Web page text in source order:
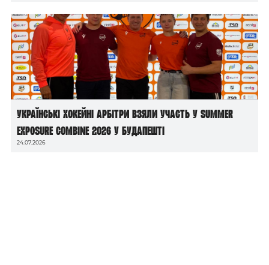
Українські хокейні арбітри взяли участь у Summer
Exposure Combine 2026 у Будапешті
24.07.2026